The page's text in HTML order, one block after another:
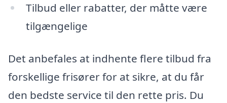
Tilbud eller rabatter, der måtte være
tilgængelige
Det anbefales at indhente flere tilbud fra
forskellige frisører for at sikre, at du får
den bedste service til den rette pris. Du